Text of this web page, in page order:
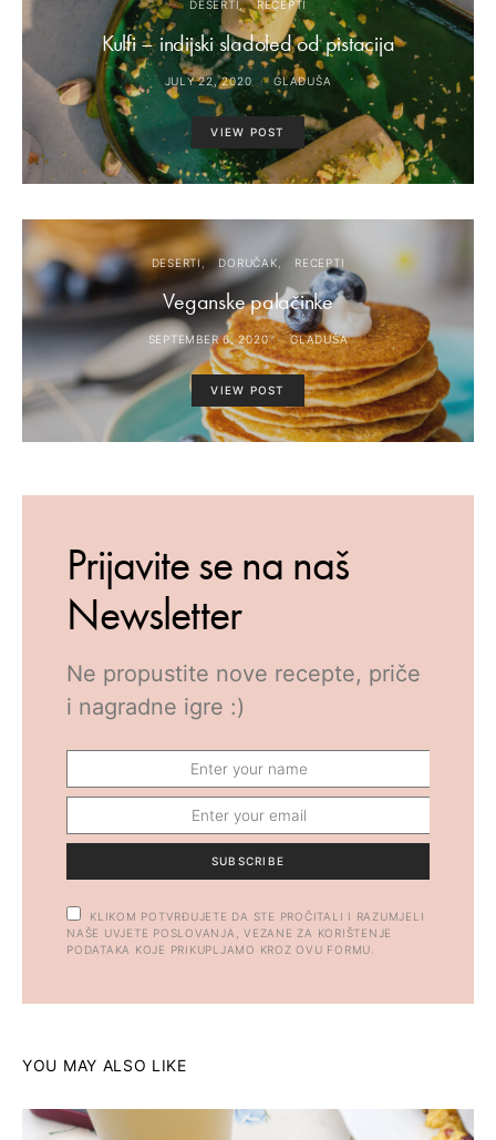
DESERTI RECEPTI
Kulfi – indijski sladoled od pistacija
JULY 22, 2020 GLADUŠA
VIEW POST
DESERTI DORUČAK RECEPTI
Veganske palačinke
SEPTEMBER 6, 2020 GLADUŠA
VIEW POST
Prijavite se na naš
Newsletter
Ne propustite nove recepte, priče
i nagradne igre :)
SUBSCRIBE
KLIKOM POTVRĐUJETE DA STE PROČITALI I RAZUMJELI
NAŠE UVJETE POSLOVANJA, VEZANE ZA KORIŠTENJE
PODATAKA KOJE PRIKUPLJAMO KROZ OVU FORMU.
YOU MAY ALSO LIKE